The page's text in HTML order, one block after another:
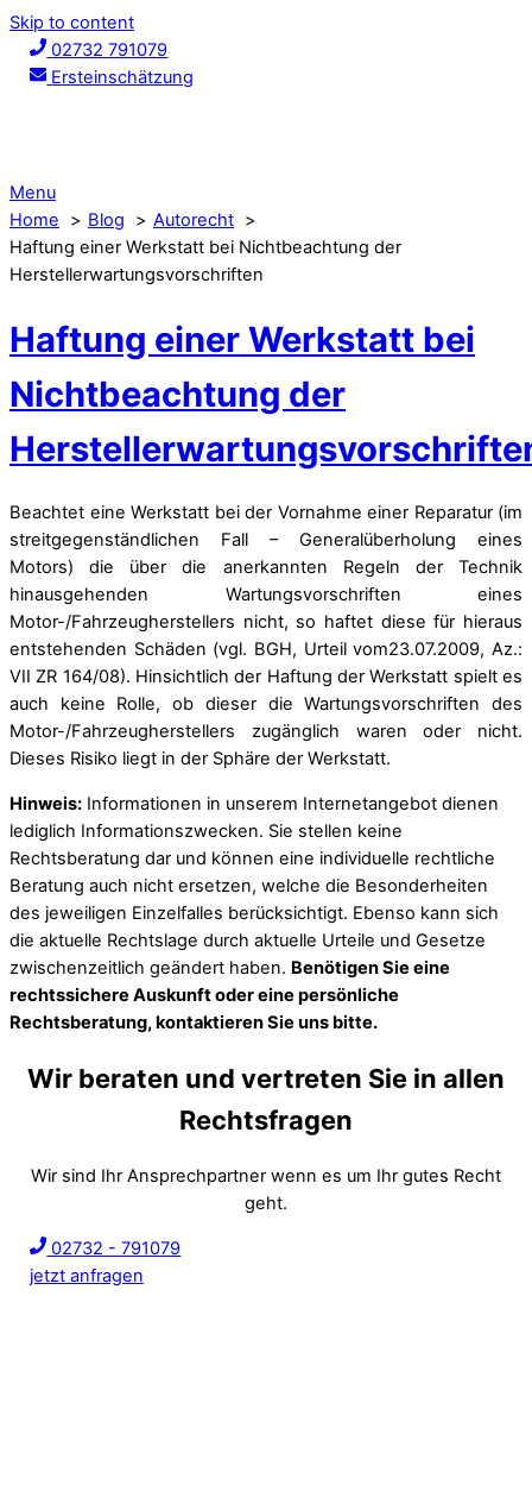
Skip to content
02732 791079
Ersteinschätzung
Menu
Home
Blog
Autorecht
Haftung einer Werkstatt bei Nichtbeachtung der
Herstellerwartungsvorschriften
Haftung einer Werkstatt bei
Nichtbeachtung der
Beachtet eine Werkstatt bei der Vornahme einer Reparatur (im
streitgegenständlichen Fall – Generalüberholung eines
Motors) die über die anerkannten Regeln der Technik
hinausgehenden Wartungsvorschriften eines
Motor-/Fahrzeugherstellers nicht, so haftet diese für hieraus
entstehenden Schäden (vgl. BGH, Urteil vom23.07.2009, Az.:
VII ZR 164/08). Hinsichtlich der Haftung der Werkstatt spielt es
auch keine Rolle, ob dieser die Wartungsvorschriften des
Motor-/Fahrzeugherstellers zugänglich waren oder nicht.
Dieses Risiko liegt in der Sphäre der Werkstatt.
Hinweis: Informationen in unserem Internetangebot dienen
lediglich Informationszwecken. Sie stellen keine
Rechtsberatung dar und können eine individuelle rechtliche
Beratung auch nicht ersetzen, welche die Besonderheiten
des jeweiligen Einzelfalles berücksichtigt. Ebenso kann sich
die aktuelle Rechtslage durch aktuelle Urteile und Gesetze
zwischenzeitlich geändert haben. Benötigen Sie eine
rechtssichere Auskunft oder eine persönliche
Rechtsberatung, kontaktieren Sie uns bitte.
Wir beraten und vertreten Sie in allen
Rechtsfragen
Wir sind Ihr Ansprechpartner wenn es um Ihr gutes Recht
geht.
02732 - 791079
jetzt anfragen